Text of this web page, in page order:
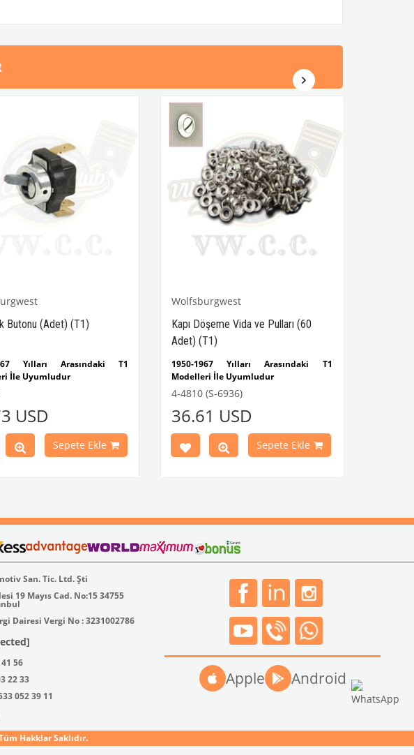
Butonu (Adet) (T1)
Yılları Arasındaki T1
İle Uyumludur
USD
Sepete Ekle
Wolfsburgwest
Kapı Döşeme Vida ve Pulları (60
Adet) (T1)
1950-1967 Yılları Arasındaki T1
Modelleri İle Uyumludur
Bir paket içinde 60 adet vida ve
somun bulunur.
VWCC Parça No : 4-4810 OEM Parça No
: 211863615
4-4810 (S-6936)
36.61 USD
Sepete Ekle
San. Tic. Ltd. Şti
19 Mayıs Cad. No:15 34755
Dairesi Vergi No : 3231002786
56
22 33
052 39 11
Apple Android
Hakklar Saklıdır.